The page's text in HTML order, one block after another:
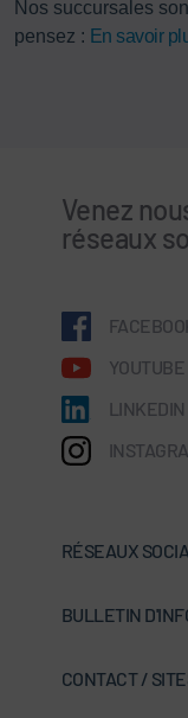
Nos succursales
pensez : En savoir
Venez
réseaux
YOUTUBE
LINKEDIN
RÉSEAUX
BULLETIN
CONTACT /